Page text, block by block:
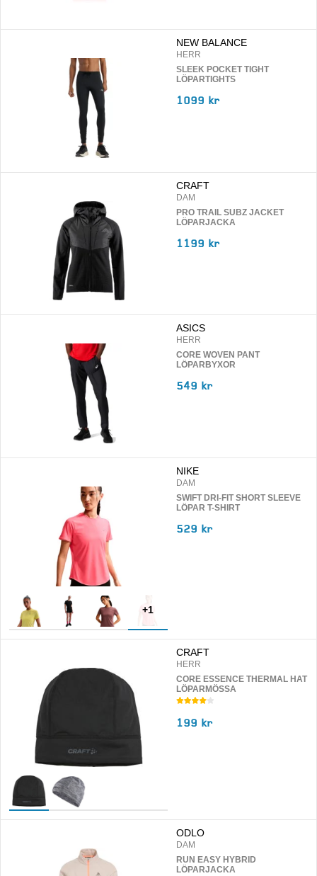
NEW BALANCE
HERR
SLEEK POCKET TIGHT
LÖPARTIGHTS
1099 kr
CRAFT
DAM
PRO TRAIL SUBZ JACKET
LÖPARJACKA
1199 kr
ASICS
HERR
CORE WOVEN PANT
LÖPARBYXOR
549 kr
+1
NIKE
DAM
SWIFT DRI-FIT SHORT SLEEVE
LÖPAR T-SHIRT
529 kr
CRAFT
HERR
CORE ESSENCE THERMAL HAT
LÖPARMÖSSA
199 kr
ODLO
DAM
RUN EASY HYBRID
LÖPARJACKA